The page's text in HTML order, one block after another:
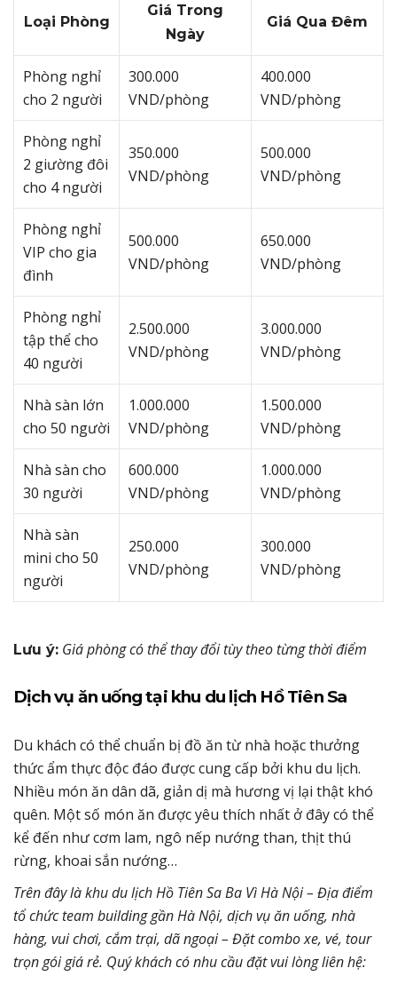
Loại Phòng
Giá Trong
Ngày
Giá Qua Đêm
Phòng nghỉ
cho 2 người
300.000
VND/phòng
400.000
VND/phòng
Phòng nghỉ
2 giường đôi
cho 4 người
350.000
VND/phòng
500.000
VND/phòng
Phòng nghỉ
VIP cho gia
đình
500.000
VND/phòng
650.000
VND/phòng
Phòng nghỉ
tập thể cho
40 người
2.500.000
VND/phòng
3.000.000
VND/phòng
Nhà sàn lớn
cho 50 người
1.000.000
VND/phòng
1.500.000
VND/phòng
Nhà sàn cho
30 người
600.000
VND/phòng
1.000.000
VND/phòng
Nhà sàn
mini cho 50
người
250.000
VND/phòng
300.000
VND/phòng
Lưu ý: Giá phòng có thể thay đổi tùy theo từng thời điểm
Dịch vụ ăn uống tại khu du lịch Hồ Tiên Sa
Du khách có thể chuẩn bị đồ ăn từ nhà hoặc thưởng
thức ẩm thực độc đáo được cung cấp bởi khu du lịch.
Nhiều món ăn dân dã, giản dị mà hương vị lại thật khó
quên. Một số món ăn được yêu thích nhất ở đây có thể
kể đến như cơm lam, ngô nếp nướng than, thịt thú
rừng, khoai sắn nướng…
Trên đây là khu du lịch Hồ Tiên Sa Ba Vì Hà Nội – Địa điểm
tổ chức team building gần Hà Nội, dịch vụ ăn uống, nhà
hàng, vui chơi, cắm trại, dã ngoại – Đặt combo xe, vé, tour
trọn gói giá rẻ. Quý khách có nhu cầu đặt vui lòng liên hệ: